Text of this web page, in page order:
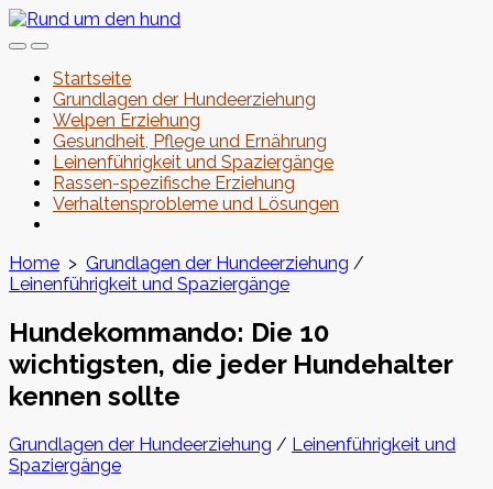
Skip
to
Search
Toggle
Menu
Startseite
Grundlagen der Hundeerziehung
Welpen Erziehung
Gesundheit, Pflege und Ernährung
Leinenführigkeit und Spaziergänge
Rassen-spezifische Erziehung
Verhaltensprobleme und Lösungen
Home > Grundlagen der Hundeerziehung /
Leinenführigkeit und Spaziergänge
Hundekommando: Die 10
wichtigsten, die jeder Hundehalter
kennen sollte
Categories
Grundlagen der Hundeerziehung / Leinenführigkeit und
Spaziergänge